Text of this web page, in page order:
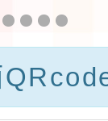
理「
14屆
賽簡